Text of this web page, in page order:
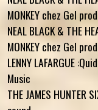
MONKEY chez Gel prod
NEAL BLACK & THE
MONKEY chez Gel prod
LENNY LAFARGUE
Music
THE JAMES HUNTER